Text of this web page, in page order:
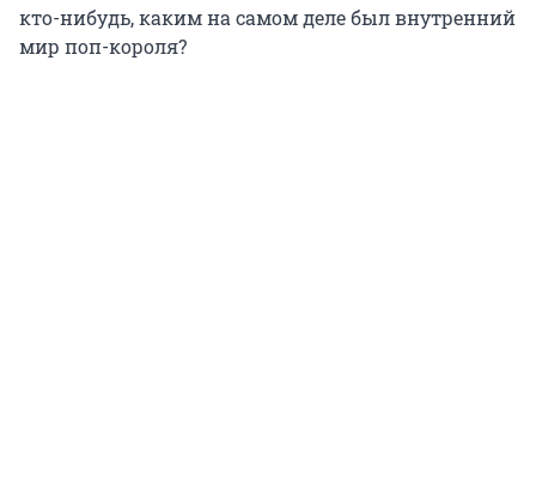
кто-нибудь, каким на самом деле был внутренний
мир поп-короля?